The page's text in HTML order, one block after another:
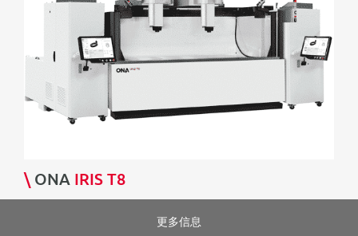
\ ONA IRIS T8
更多信息